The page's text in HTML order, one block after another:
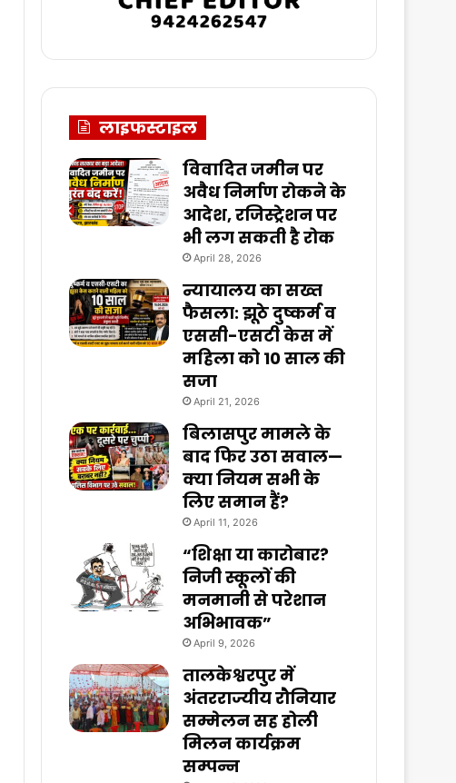
लाइफस्टाइल
विवादित जमीन पर
अवैध निर्माण रोकने के
आदेश, रजिस्ट्रेशन पर
भी लग सकती है रोक
April 28, 2026
न्यायालय का सख्त
फैसला: झूठे दुष्कर्म व
एससी-एसटी केस में
महिला को 10 साल की
सजा
April 21, 2026
बिलासपुर मामले के
बाद फिर उठा सवाल—
क्या नियम सभी के
लिए समान हैं?
April 11, 2026
“शिक्षा या कारोबार?
निजी स्कूलों की
मनमानी से परेशान
अभिभावक”
April 9, 2026
तालकेश्वरपुर में
अंतरराज्यीय रौनियार
सम्मेलन सह होली
मिलन कार्यक्रम
सम्पन्न